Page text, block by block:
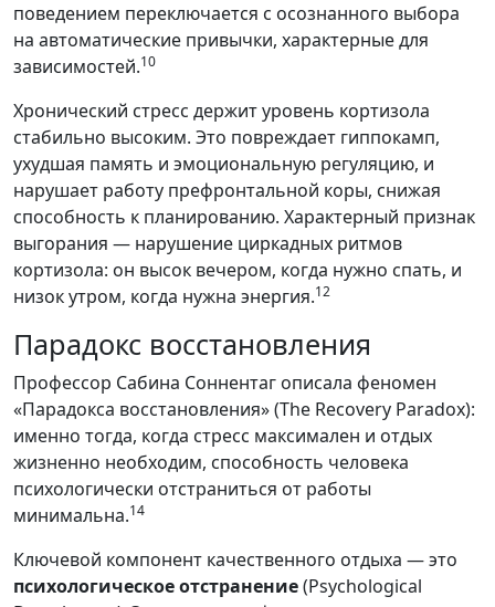
поведением переключается с осознанного выбора
на автоматические привычки, характерные для
зависимостей.10
Хронический стресс держит уровень кортизола
стабильно высоким. Это повреждает гиппокамп,
ухудшая память и эмоциональную регуляцию, и
нарушает работу префронтальной коры, снижая
способность к планированию. Характерный признак
выгорания — нарушение циркадных ритмов
кортизола: он высок вечером, когда нужно спать, и
низок утром, когда нужна энергия.12
Парадокс восстановления
Профессор Сабина Соннентаг описала феномен
«Парадокса восстановления» (The Recovery Paradox):
именно тогда, когда стресс максимален и отдых
жизненно необходим, способность человека
психологически отстраниться от работы
минимальна.14
Ключевой компонент качественного отдыха — это
психологическое отстранение(Psychological